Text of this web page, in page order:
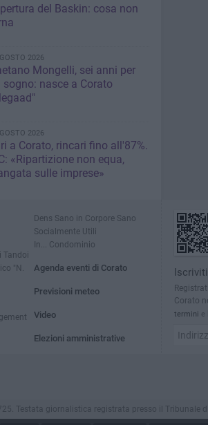
del Baskin: cosa non
2026
Mongelli, sei anni per
sogno: nasce a Corato
2026
a Corato, rincari fino all'87%.
«Ripartizione non equa,
sulle imprese»
Tandoi
"N.
Dens Sano in Corpore Sano
Socialmente Utili
In... Condominio
Agenda eventi di Corato
Previsioni meteo
Video
Elezioni amministrative
Corato
termini e
Testata giornalistica registrata presso il Tribunale